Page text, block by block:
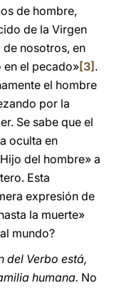
de hombre,
de la Virgen
nosotros, en
el pecado»[3] .
el hombre
por la
Se sabe que el
oculta en
del hombre» a
Esta
expresión de
la muerte»
mundo?
del Verbo está,
humana. No